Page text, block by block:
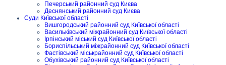
Печерський районний суд Києва
Деснянський районний суд Києва
Суди Київської області
Вишгородський районний суд Київської області
Васильківський міжрайонний суд Київської області
Ірпінський міський суд Київської області
Бориспільський міжрайонний суд Київської області
Фастівський міськрайонний суд Київської області
Обухівський районний суд Київської області